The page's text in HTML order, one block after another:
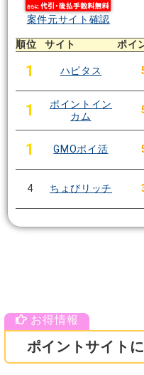
案件元サイト確認
順位 サイト ポイ
1 ハピタス
1
ポイントイン
カム
1 GMOポイ活
4 ちょびリッチ
ポイントサイト